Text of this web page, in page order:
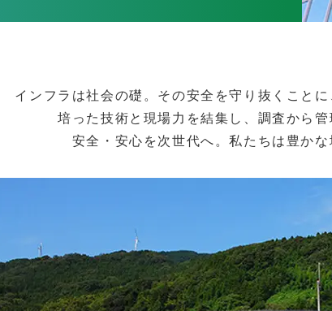
インフラは社会の礎。その安全を守り抜くこと
培った技術と現場力を結集し、調査から管
安全・安心を次世代へ。私たちは豊かな